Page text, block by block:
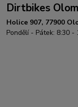
Dirtbikes
Holice 907, 77900
Pondělí - Pátek: 8:30 -